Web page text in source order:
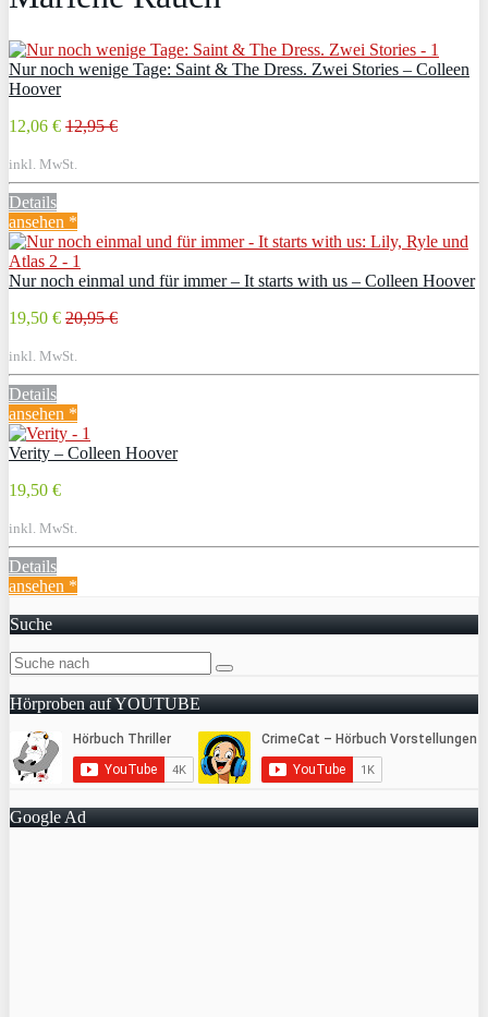
Nur noch wenige Tage: Saint & The Dress. Zwei Stories – Colleen
Hoover
12,06 € 12,95 €
inkl. MwSt.
Details
ansehen *
Nur noch einmal und für immer – It starts with us – Colleen Hoover
19,50 € 20,95 €
inkl. MwSt.
Details
ansehen *
Verity – Colleen Hoover
19,50 €
inkl. MwSt.
Details
ansehen *
Suche
Hörproben auf YOUTUBE
Google Ad